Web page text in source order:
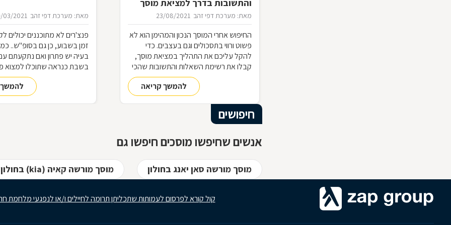
והתשובות בדרך למציאת מוסך
מאת: מערכת דפי זהב 23/08/2021
החיפוש אחרי המוסך הנכון והמהימן הוא לא
פשוט ורווי בתסכולים וגם בעצבים. כדי
להקל עליכם את התהליך במציאת מוסך,
קבלו את רשימת השאלות והתשובות שהכי
חשוב לדעת בדרך למוסך
להמשך קריאה
מאת: מערכת דפי זהב 03/2021
פנצ'רים לא מתוכננים יכולים
זמן בשבוע, כן גם בסופ"ש..
בעיה יש פתרון ואם נתקעתם
בשבת כנראה שתוכלו למצוא
חיפושים
אנשים שחיפשו מוסכים חיפשו גם
מוסך מורשה סאן יאנג בחולון מוסך מורשה קאיה (kia) בחולון
קול קורא לפרסום לעמותות שתכליתן תרומה לחיילים ו/או לנפגעי מלחמת